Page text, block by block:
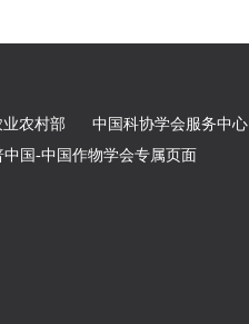
农村部 中国科协学会服务中心
中国-中国作物学会专属页面